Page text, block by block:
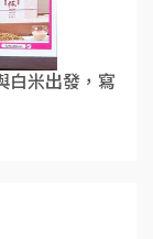
米出發，寫